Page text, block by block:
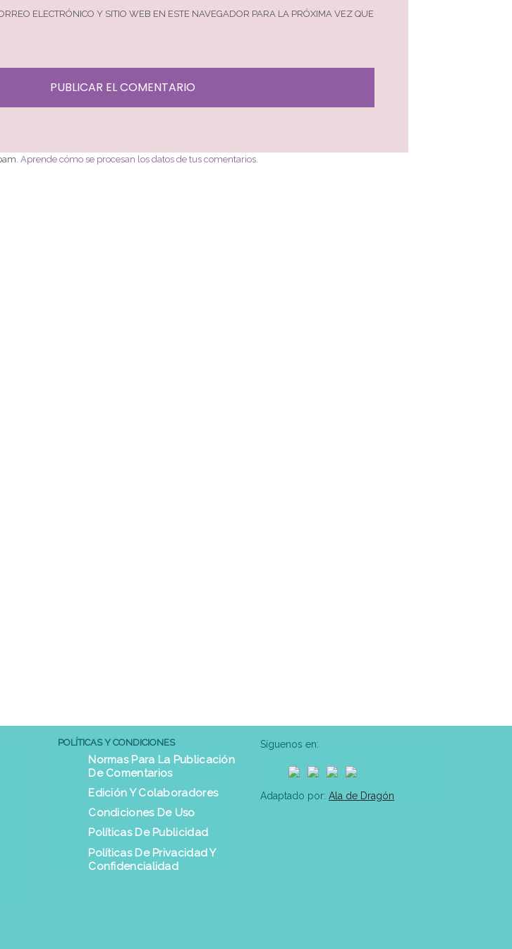
ELECTRÓNICO Y SITIO WEB EN ESTE NAVEGADOR PARA LA PRÓXIMA VEZ QUE
Aprende cómo se procesan los datos de tus comentarios
POLÍTICAS Y CONDICIONES
Normas Para La Publicación
De Comentarios
Edición Y Colaboradores
Condiciones De Uso
Políticas De Publicidad
Políticas De Privacidad Y
Confidencialidad
Síguenos en:
Adaptado por: Ala de Dragón